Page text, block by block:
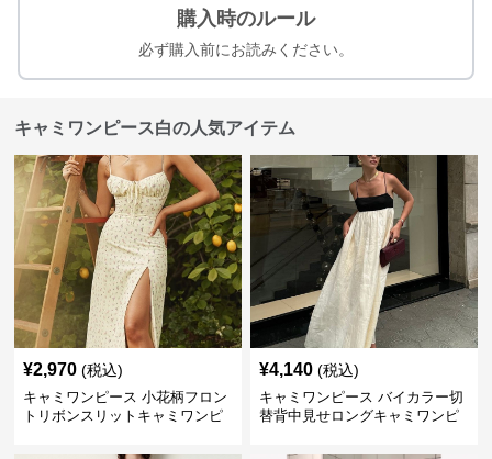
購入時のルール
必ず購入前にお読みください。
キャミワンピース白の人気アイテム
¥2,970 (税込)
キャミワンピース 小花柄フロン
トリボンスリットキャミワンピ
¥4,140 (税込)
キャミワンピース バイカラー切
替背中見せロングキャミワンピ